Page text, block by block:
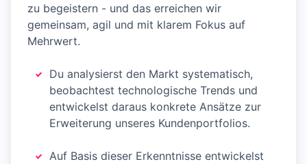
zu begeistern - und das erreichen wir
gemeinsam, agil und mit klarem Fokus auf
Mehrwert.
Du analysierst den Markt systematisch,
beobachtest technologische Trends und
entwickelst daraus konkrete Ansätze zur
Erweiterung unseres Kundenportfolios.
Auf Basis dieser Erkenntnisse entwickelst